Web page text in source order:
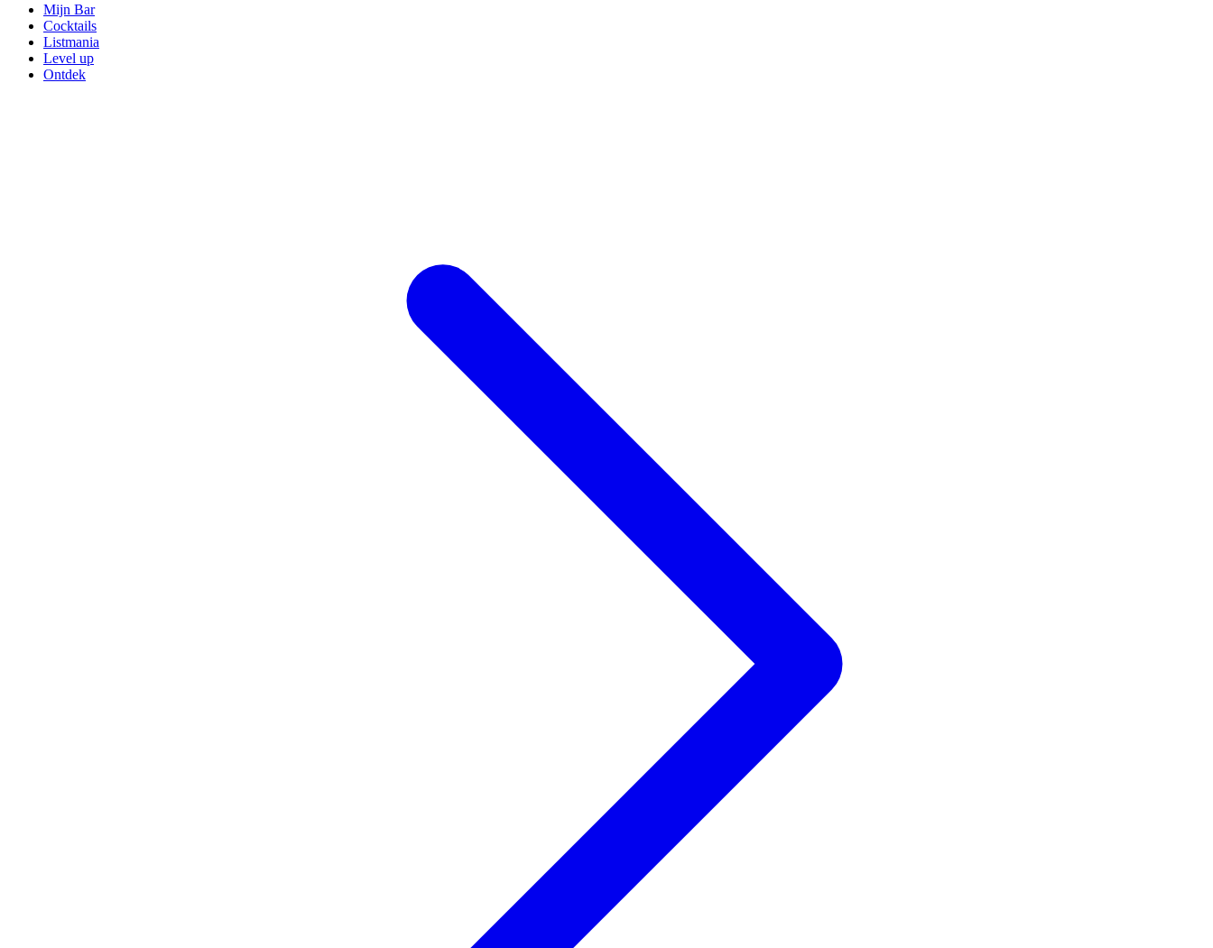
Mijn Bar
Cocktails
Listmania
Level up
Ontdek